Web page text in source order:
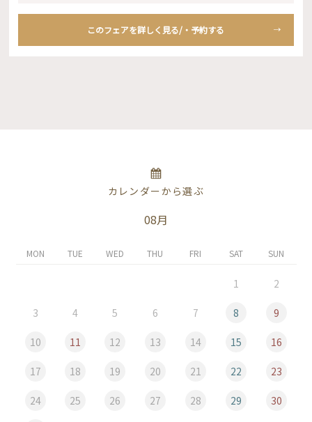
このフェアを詳しく見る/・予約する
カレンダーから選ぶ
08月
MON TUE WED THU FRI SAT SUN
1 2
3 4 5 6 7 8 9
10 11 12 13 14 15 16
17 18 19 20 21 22 23
24 25 26 27 28 29 30